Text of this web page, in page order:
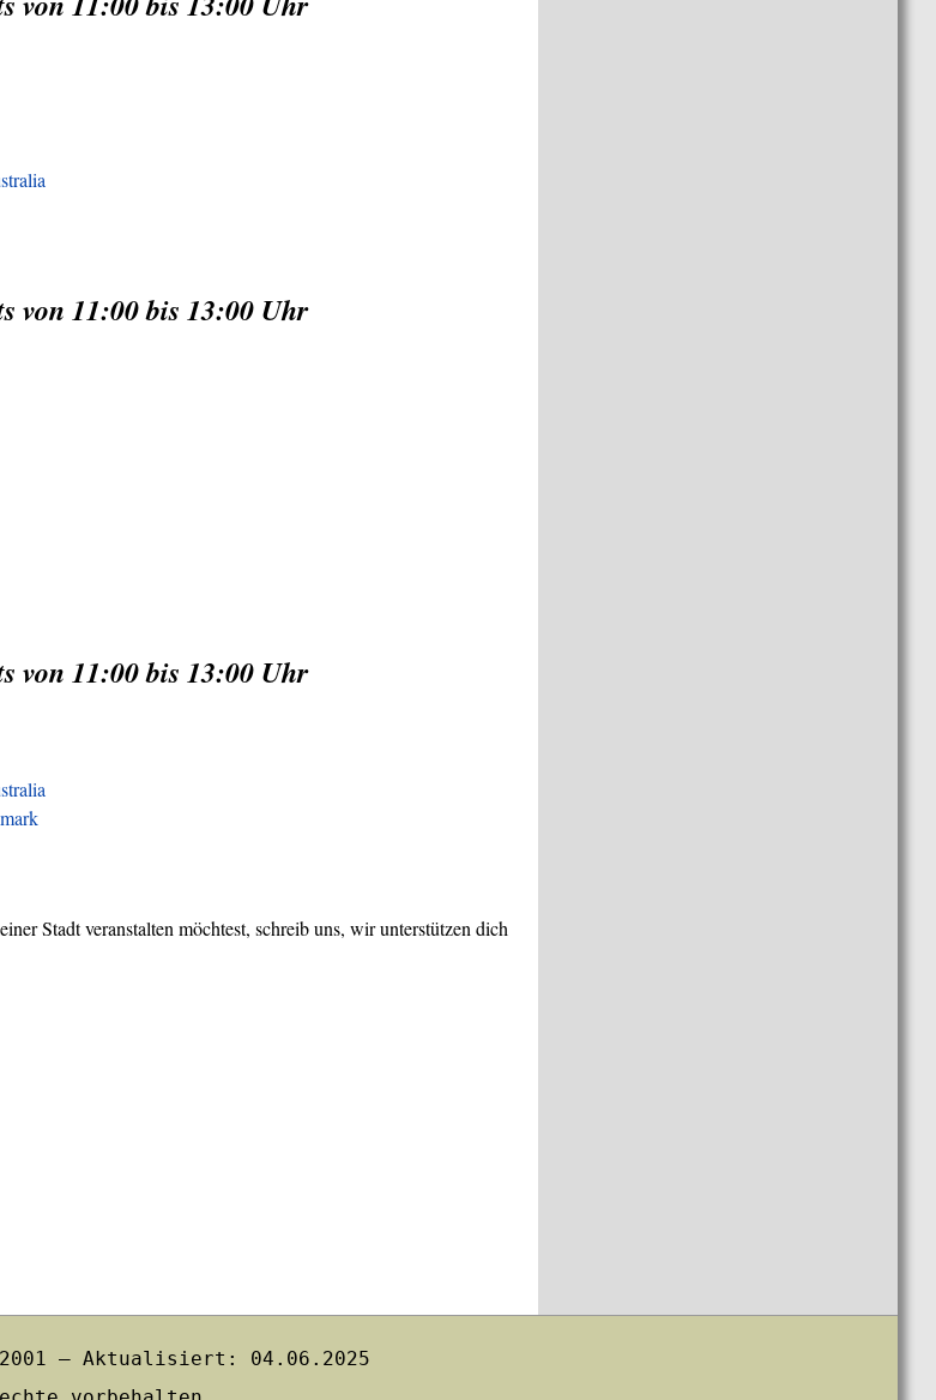
von 11:00 bis 13:00 Uhr
von 11:00 bis 13:00 Uhr
Stadt veranstalten möchtest, schreib uns, wir unterstützen dich
– Aktualisiert: 04.06.2025